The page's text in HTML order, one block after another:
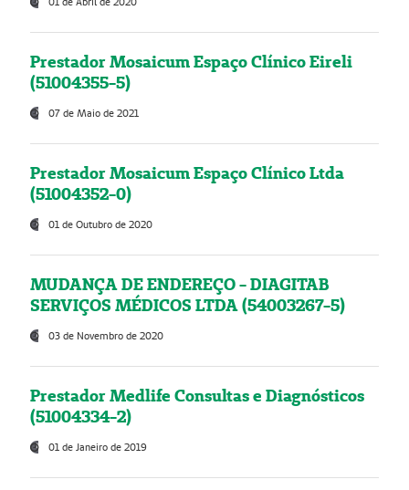
Prestador Mosaicum Espaço Clínico Eireli
(51004355-5)
07 de Maio de 2021
Prestador Mosaicum Espaço Clínico Ltda
(51004352-0)
01 de Outubro de 2020
MUDANÇA DE ENDEREÇO - DIAGITAB
SERVIÇOS MÉDICOS LTDA (54003267-5)
03 de Novembro de 2020
Prestador Medlife Consultas e Diagnósticos
(51004334-2)
01 de Janeiro de 2019